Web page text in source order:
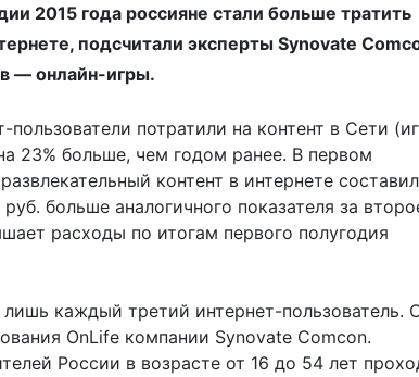
2015 года россияне стали больше тратить
подсчитали эксперты Synovate
— онлайн-игры.
потратили на контент в Сети
23% больше, чем годом ранее. В первом
контент в интернете
больше аналогичного показателя за
расходы по итогам первого полугодия
каждый третий интернет-пользователь.
OnLife компании Synovate Comcon.
России в возрасте от 16 до 54 лет